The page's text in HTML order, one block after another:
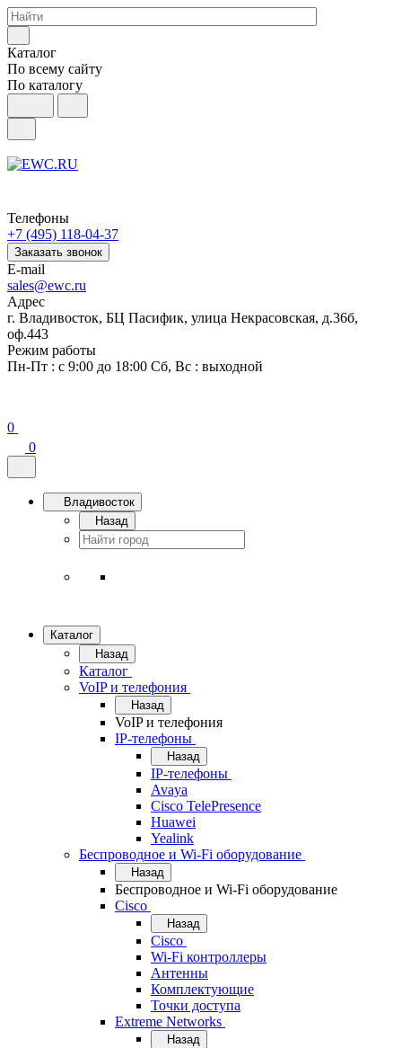
Каталог
По всему сайту
По каталогу
Телефоны
+7 (495) 118-04-37
Заказать звонок
E-mail
sales@ewc.ru
Адрес
г. Владивосток, БЦ Пасифик, улица Некрасовская, д.36б,
оф.443
Режим работы
Пн-Пт : с 9:00 до 18:00 Сб, Вс : выходной
0
0
Владивосток
Назад
Каталог
Назад
Каталог
VoIP и телефония
Назад
VoIP и телефония
IP-телефоны
Назад
IP-телефоны
Avaya
Cisco TelePresence
Huawei
Yealink
Беспроводное и Wi-Fi оборудование
Назад
Беспроводное и Wi-Fi оборудование
Cisco
Назад
Cisco
Wi-Fi контроллеры
Антенны
Комплектующие
Точки доступа
Extreme Networks
Назад